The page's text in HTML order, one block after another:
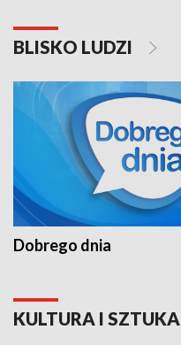
BLISKO LUDZI
Dobrego dnia
KULTURA I SZTUKA